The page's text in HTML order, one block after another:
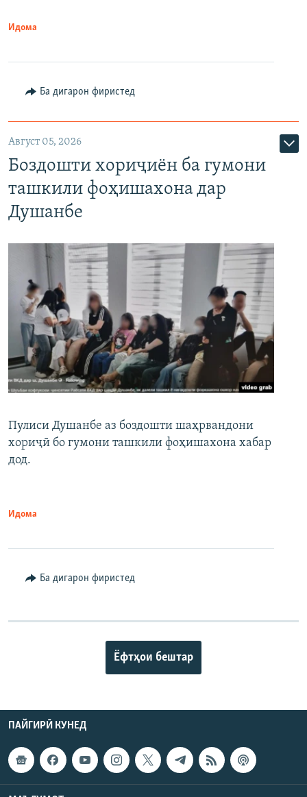
Идома
Ба дигарон фиристед
Август 05, 2026
Боздошти хориҷиён ба гумони
ташкили фоҳишахона дар
Душанбе
Пулиси Душанбе аз боздошти шаҳрвандони
хориҷӣ бо гумони ташкили фоҳишахона хабар
дод.
Идома
Ба дигарон фиристед
Ёфтҳои бештар
ПАЙГИРӢ КУНЕД